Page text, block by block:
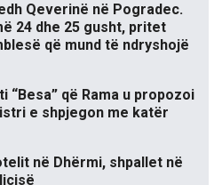
Qeverinë në Pogradec.
24 dhe 25 gusht, pritet
që mund të ndryshojë
që Rama u propozoi
e shpjegon me katër
në Dhërmi, shpallet në